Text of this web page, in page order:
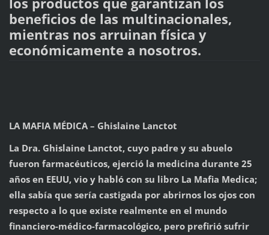
beneficios de las multinacionales,
mientras nos arruinan física y
económicamente a nosotros.
LA MAFIA MÉDICA – Ghislaine Lanctot
La Dra. Ghislaine Lanctot, cuyo padre y su abuelo
fueron farmacéuticos, ejerció la medicina durante 25
años en EEUU, vio y habló con su libro La Mafia Medica;
ella sabía que sería castigada por abrirnos los ojos con
respecto a lo que existe realmente en el mundo
financiero-médico-farmacológico, pero prefirió sufrir